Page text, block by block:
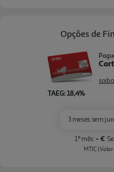
Opções de
TAEG: 18,4%
3 meses sem
1º mês:- €
MTIC